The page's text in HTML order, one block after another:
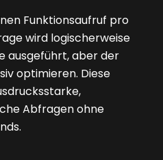
Funktionsaufruf pro
wird logischerweise
ausgeführt, aber der
optimieren. Diese
Abfragen ohne